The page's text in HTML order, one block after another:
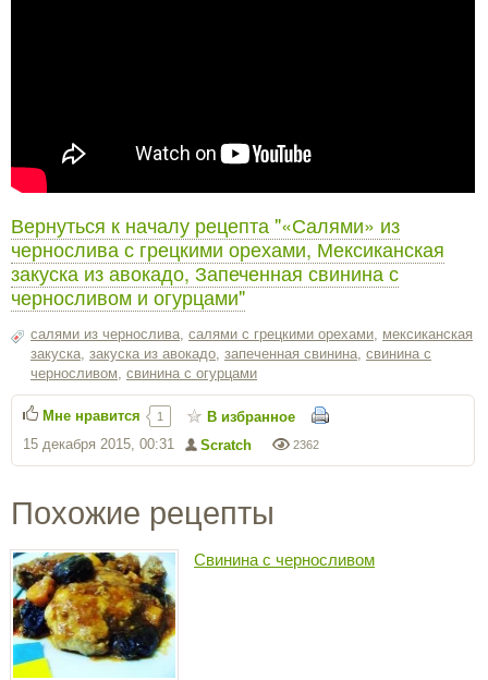
Вернуться к началу рецепта "«Салями» из
чернослива с грецкими орехами, Мексиканская
закуска из авокадо, Запеченная свинина с
черносливом и огурцами"
салями из чернослива, салями с грецкими орехами, мексиканская
закуска, закуска из авокадо, запеченная свинина, свинина с
черносливом, свинина с огурцами
2362
Scratch
15 декабря 2015, 00:31
Мне нравится 1 В избранное
Похожие рецепты
Свинина с черносливом